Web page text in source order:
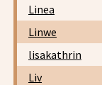
Linea
Linwe
lisakathrin
Liv